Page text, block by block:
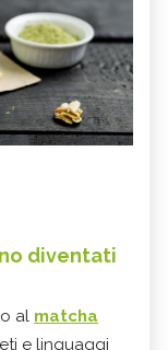
diventati
al matcha
e linguaggi